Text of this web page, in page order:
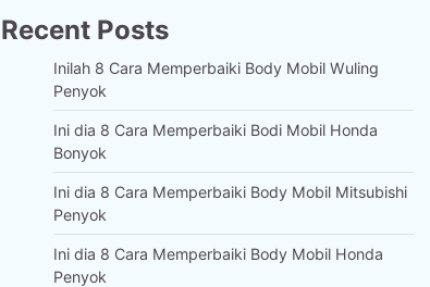
Recent Posts
Inilah 8 Cara Memperbaiki Body Mobil Wuling
Penyok
Ini dia 8 Cara Memperbaiki Bodi Mobil Honda
Bonyok
Ini dia 8 Cara Memperbaiki Body Mobil Mitsubishi
Penyok
Ini dia 8 Cara Memperbaiki Body Mobil Honda
Penyok